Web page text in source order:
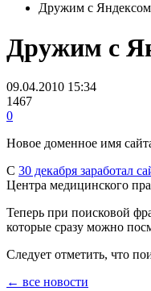
Дружим с Яндексом
Дружим с
09.04.2010 15:34
1467
0
Новое доменное имя
С 30 декабря заработал
Центра медицинского
Теперь при поисковой
которые сразу можно
Следует отметить, что
← все новости